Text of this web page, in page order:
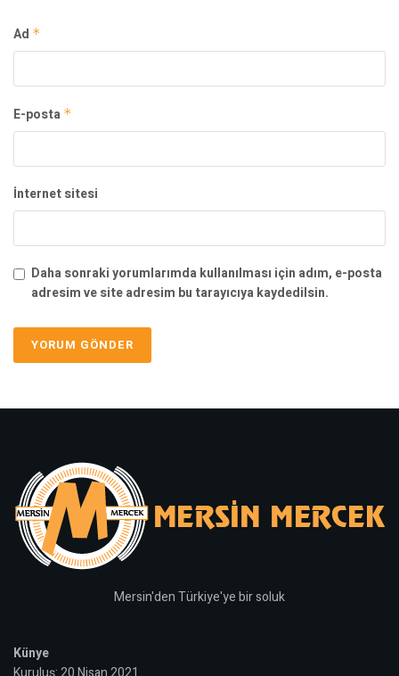
Ad *
E-posta *
İnternet sitesi
Daha sonraki yorumlarımda kullanılması için adım, e-posta
adresim ve site adresim bu tarayıcıya kaydedilsin.
Mersin'den Türkiye'ye bir soluk
Künye